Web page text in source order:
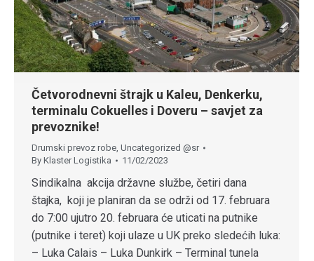
Četvorodnevni štrajk u Kaleu, Denkerku,
terminalu Cokuelles i Doveru – savjet za
prevoznike!
Drumski prevoz robe, Uncategorized @sr
By Klaster Logistika 11/02/2023
Sindikalna akcija državne službe, četiri dana
štajka, koji je planiran da se održi od 17. februara
do 7:00 ujutro 20. februara će uticati na putnike
(putnike i teret) koji ulaze u UK preko sledećih luka:
– Luka Calais – Luka Dunkirk – Terminal tunela